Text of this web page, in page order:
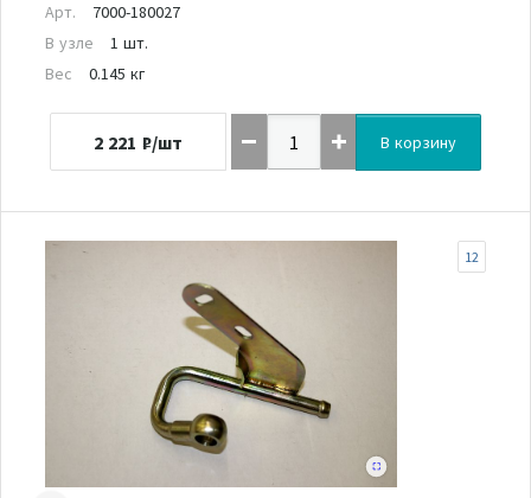
Арт.
7000-180027
В узле
1 шт.
Вес
0.145 кг
2 221 ₽/шт В корзину
12